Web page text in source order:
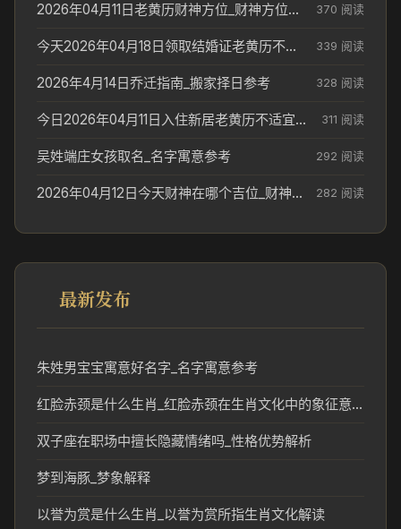
2026年04月11日老黄历财神方位_财神方位与供奉讲究 370 阅读
今天2026年04月18日领取结婚证老黄历不适合吗_领证日期参考 339 阅读
2026年4月14日乔迁指南_搬家择日参考 328 阅读
今日2026年04月11日入住新居老黄历不适宜吗_搬家择日参考 311 阅读
吴姓端庄女孩取名_名字寓意参考 292 阅读
2026年04月12日今天财神在哪个吉位_财神方位参考 282 阅读
最新发布
朱姓男宝宝寓意好名字_名字寓意参考
红脸赤颈是什么生肖_红脸赤颈在生肖文化中的象征意义
双子座在职场中擅长隐藏情绪吗_性格优势解析
梦到海豚_梦象解释
以誉为赏是什么生肖_以誉为赏所指生肖文化解读